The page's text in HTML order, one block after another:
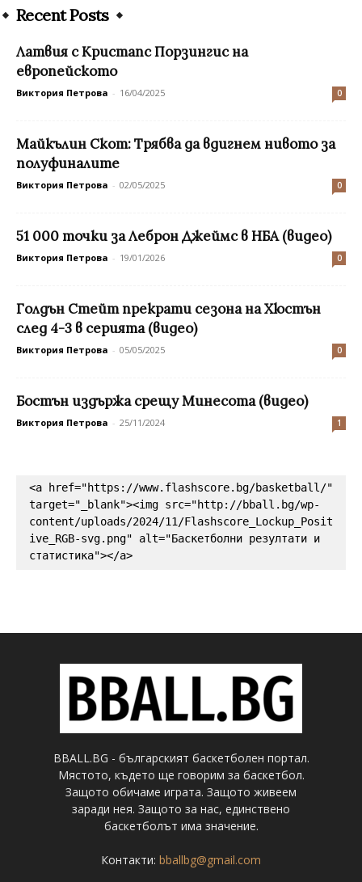
Recent Posts
Латвия с Кристапс Порзингис на
европейското
Виктория Петрова - 16/04/2025 0
Майкълин Скот: Трябва да вдигнем нивото за
полуфиналите
Виктория Петрова - 02/05/2025 0
51 000 точки за Леброн Джеймс в НБА (видео)
Виктория Петрова - 19/01/2026 0
Голдън Стейт прекрати сезона на Хюстън
след 4-3 в серията (видео)
Виктория Петрова - 05/05/2025 0
Бостън издържа срещу Минесота (видео)
Виктория Петрова - 25/11/2024 1
<a href="https://www.flashscore.bg/basketball/"
target="_blank"><img src="http://bball.bg/wp-
content/uploads/2024/11/Flashscore_Lockup_Posit
ive_RGB-svg.png" alt="Баскетболни резултати и
статистика"></a>
BBALL.BG - българският баскетболен портал.
Мястото, където ще говорим за баскетбол.
Защото обичаме играта. Защото живеем
заради нея. Защото за нас, единствено
баскетболът има значение.
Контакти: bballbg@gmail.com